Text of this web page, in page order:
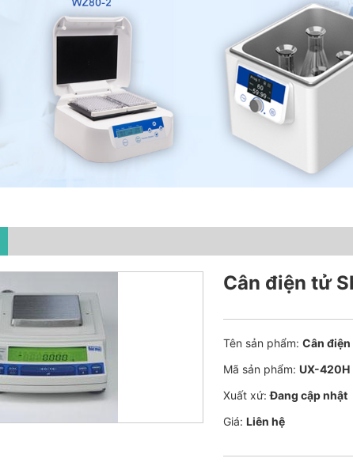
Cân điện tử
Tên sản phẩm: Cân
Mã sản phẩm: UX-420H
Xuất xứ: Đang cập nhật
Giá: Liên hệ